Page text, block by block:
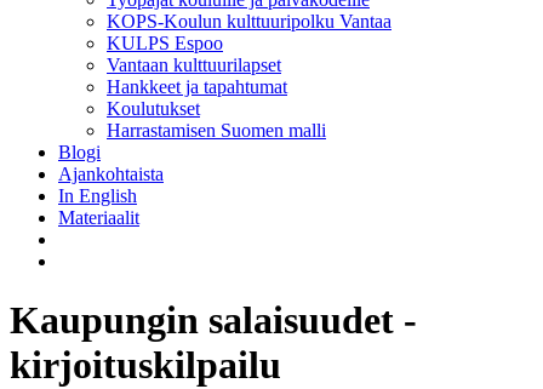
KOPS-Koulun kulttuuripolku Vantaa
KULPS Espoo
Vantaan kulttuurilapset
Hankkeet ja tapahtumat
Koulutukset
Harrastamisen Suomen malli
Blogi
Ajankohtaista
In English
Materiaalit
Kaupungin salaisuudet -
kirjoituskilpailu